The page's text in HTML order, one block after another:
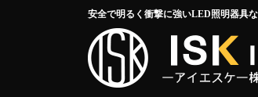
安全で明るく衝撃に強いLED照明器具